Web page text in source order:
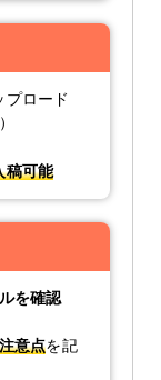
プロード
稿可能
を確認
意点を記